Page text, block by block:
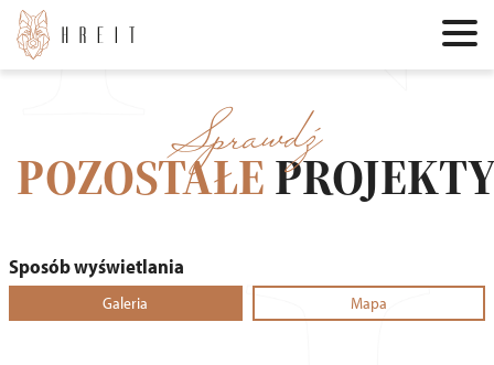
Sprawdź
POZOSTAŁE
Sposób wyświetlania
Galeria Mapa